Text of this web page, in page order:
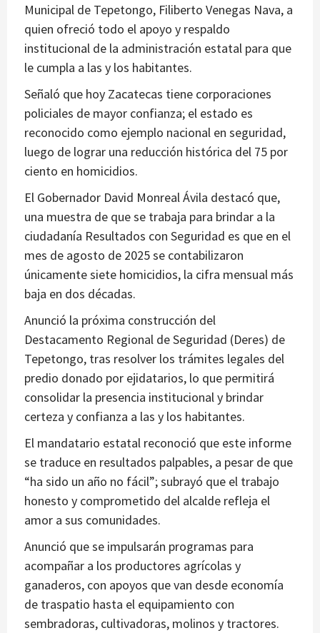
Municipal de Tepetongo, Filiberto Venegas Nava, a
quien ofreció todo el apoyo y respaldo
institucional de la administración estatal para que
le cumpla a las y los habitantes.
Señaló que hoy Zacatecas tiene corporaciones
policiales de mayor confianza; el estado es
reconocido como ejemplo nacional en seguridad,
luego de lograr una reducción histórica del 75 por
ciento en homicidios.
El Gobernador David Monreal Ávila destacó que,
una muestra de que se trabaja para brindar a la
ciudadanía Resultados con Seguridad es que en el
mes de agosto de 2025 se contabilizaron
únicamente siete homicidios, la cifra mensual más
baja en dos décadas.
Anunció la próxima construcción del
Destacamento Regional de Seguridad (Deres) de
Tepetongo, tras resolver los trámites legales del
predio donado por ejidatarios, lo que permitirá
consolidar la presencia institucional y brindar
certeza y confianza a las y los habitantes.
El mandatario estatal reconoció que este informe
se traduce en resultados palpables, a pesar de que
“ha sido un año no fácil”; subrayó que el trabajo
honesto y comprometido del alcalde refleja el
amor a sus comunidades.
Anunció que se impulsarán programas para
acompañar a los productores agrícolas y
ganaderos, con apoyos que van desde economía
de traspatio hasta el equipamiento con
sembradoras, cultivadoras, molinos y tractores.